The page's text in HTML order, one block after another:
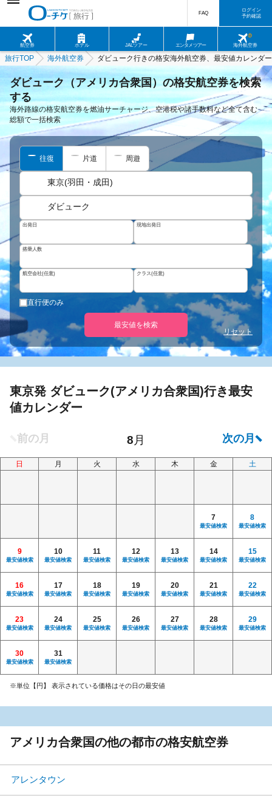
航空券 ホテル JALツアー エンタメツアー 海外航空券
FAQ
ログイン
予約確認
旅行TOP 海外航空券 ダビューク行きの格安海外航空券、最安値カレンダー
ダビューク（アメリカ合衆国）の格安航空券を検索
する
海外路線の格安航空券を燃油サーチャージ、空港税や諸手数料など全て含む
総額で一括検索
往復 片道 周遊
東京(羽田・成田)
ダビューク
出発日 現地出発日
搭乗人数
航空会社(任意) クラス(任意)
直行便のみ
最安値を検索
リセット
東京発 ダビューク(アメリカ合衆国)行き最安
値カレンダー
日 月 火 水 木 金 土
7
最安値検索
8
最安値検索
9
最安値検索
10
最安値検索
11
最安値検索
12
最安値検索
13
最安値検索
14
最安値検索
15
最安値検索
16
最安値検索
17
最安値検索
18
最安値検索
19
最安値検索
20
最安値検索
21
最安値検索
22
最安値検索
23
最安値検索
24
最安値検索
25
最安値検索
26
最安値検索
27
最安値検索
28
最安値検索
29
最安値検索
30
最安値検索
31
最安値検索
※単位【円】 表示されている価格はその日の最安値
アメリカ合衆国の他の都市の格安航空券
アレンタウン